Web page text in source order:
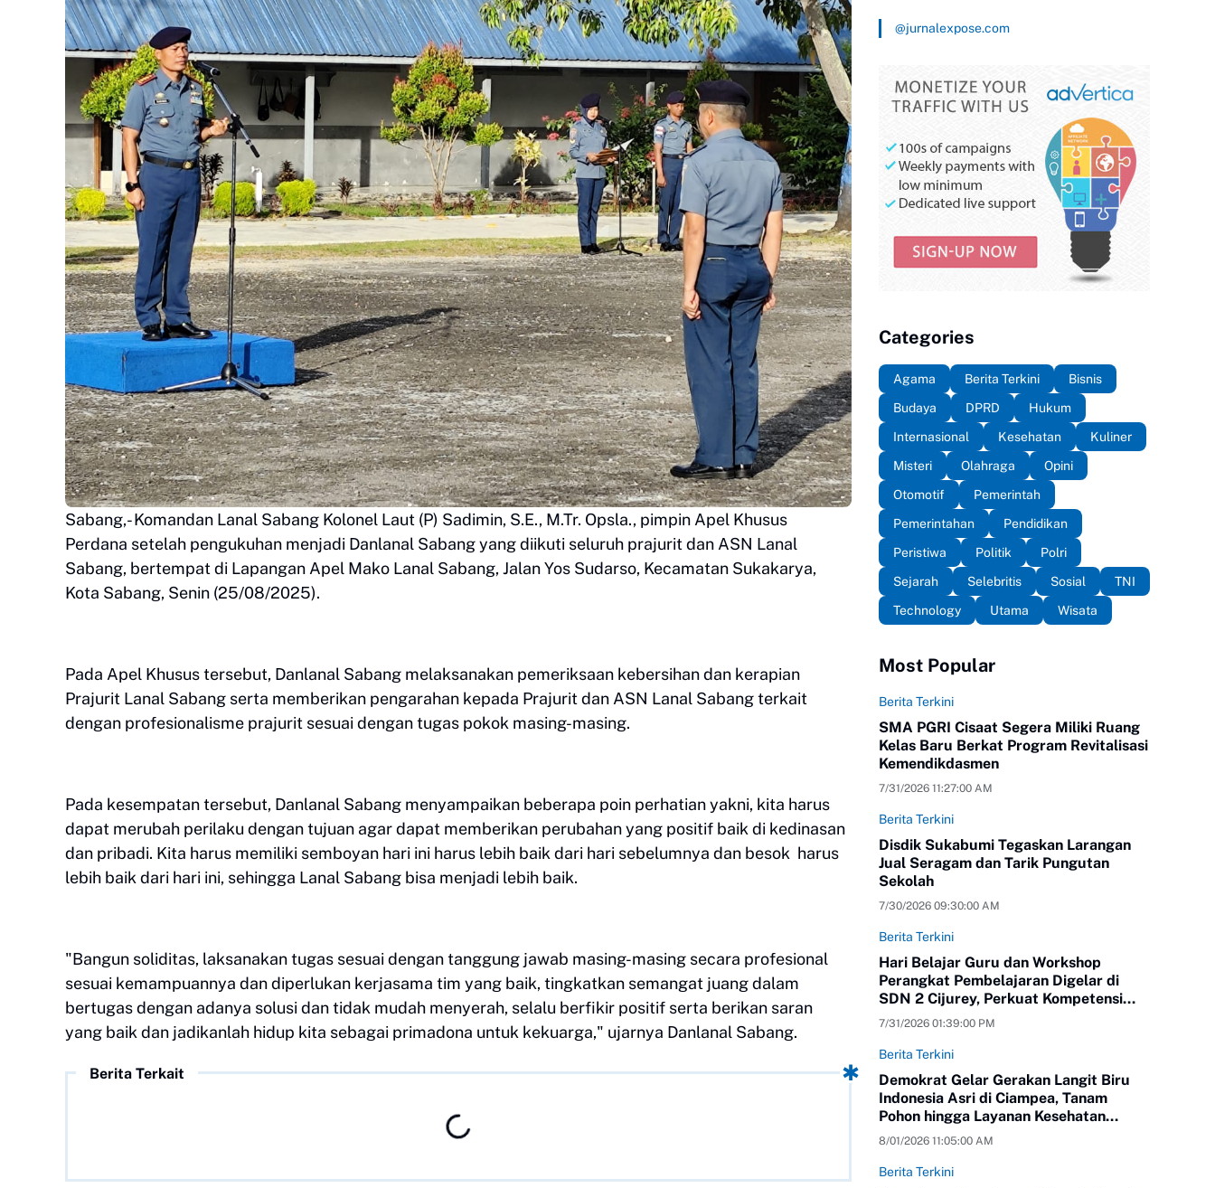
Sabang,- Komandan Lanal Sabang Kolonel Laut (P) Sadimin, S.E., M.Tr. Opsla., pimpin Apel Khusus
Perdana setelah pengukuhan menjadi Danlanal Sabang yang diikuti seluruh prajurit dan ASN Lanal
Sabang, bertempat di Lapangan Apel Mako Lanal Sabang, Jalan Yos Sudarso, Kecamatan Sukakarya,
Kota Sabang, Senin (25/08/2025).
Pada Apel Khusus tersebut, Danlanal Sabang melaksanakan pemeriksaan kebersihan dan kerapian
Prajurit Lanal Sabang serta memberikan pengarahan kepada Prajurit dan ASN Lanal Sabang terkait
dengan profesionalisme prajurit sesuai dengan tugas pokok masing-masing.
Pada kesempatan tersebut, Danlanal Sabang menyampaikan beberapa poin perhatian yakni, kita harus
dapat merubah perilaku dengan tujuan agar dapat memberikan perubahan yang positif baik di kedinasan
dan pribadi. Kita harus memiliki semboyan hari ini harus lebih baik dari hari sebelumnya dan besok harus
lebih baik dari hari ini, sehingga Lanal Sabang bisa menjadi lebih baik.
"Bangun soliditas, laksanakan tugas sesuai dengan tanggung jawab masing-masing secara profesional
sesuai kemampuannya dan diperlukan kerjasama tim yang baik, tingkatkan semangat juang dalam
bertugas dengan adanya solusi dan tidak mudah menyerah, selalu berfikir positif serta berikan saran
yang baik dan jadikanlah hidup kita sebagai primadona untuk kekuarga," ujarnya Danlanal Sabang.
Berita Terkait
@jurnalexpose.com
Categories
Agama Berita Terkini
Bisnis
Budaya
DPRD
Hukum
Internasional
Kesehatan
Kuliner
Misteri
Olahraga
Opini
Otomotif
Pemerintah
Pemerintahan
Pendidikan
Peristiwa
Politik
Polri
Sejarah
Selebritis Sosial
TNI
Technology
Utama Wisata
Most Popular
Berita Terkini
SMA PGRI Cisaat Segera Miliki Ruang
Kelas Baru Berkat Program Revitalisasi
Kemendikdasmen
7/31/2026 11:27:00 AM
Berita Terkini
Disdik Sukabumi Tegaskan Larangan
Jual Seragam dan Tarik Pungutan
Sekolah
7/30/2026 09:30:00 AM
Berita Terkini
Hari Belajar Guru dan Workshop
Perangkat Pembelajaran Digelar di
SDN 2 Cijurey, Perkuat Kompetensi
Pendidik
7/31/2026 01:39:00 PM
Berita Terkini
Demokrat Gelar Gerakan Langit Biru
Indonesia Asri di Ciampea, Tanam
Pohon hingga Layanan Kesehatan
Gratis
8/01/2026 11:05:00 AM
Berita Terkini